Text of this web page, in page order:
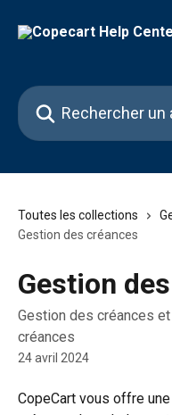
Rechercher un article...
Toutes les collections
Gestion des créances
Gestion
Gestion des créances
créances
24 avril 2024
CopeCart vous offre